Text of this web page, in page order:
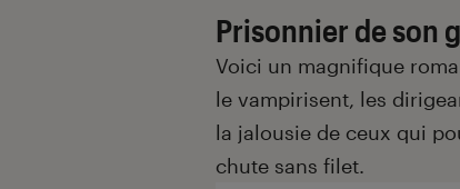
Prisonnier de son
Voici un magnifique
le vampirisent, les
la jalousie de ceux qui
chute sans filet.